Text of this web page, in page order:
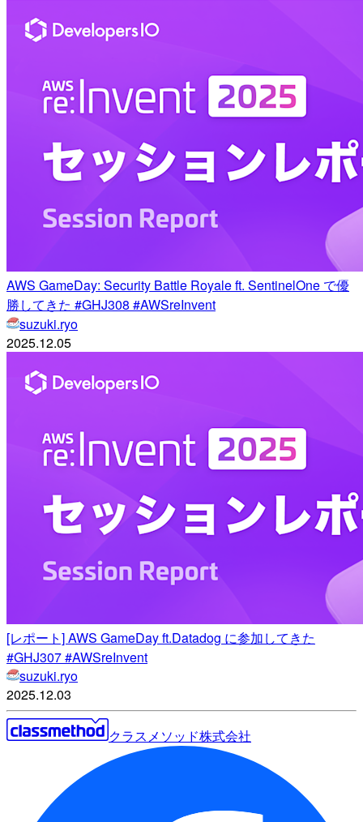
AWS GameDay: Security Battle Royale ft. SentinelOne で優
勝してきた #GHJ308 #AWSreInvent
suzuki.ryo
2025.12.05
[レポート] AWS GameDay ft.Datadog に参加してきた
#GHJ307 #AWSreInvent
suzuki.ryo
2025.12.03
クラスメソッド株式会社